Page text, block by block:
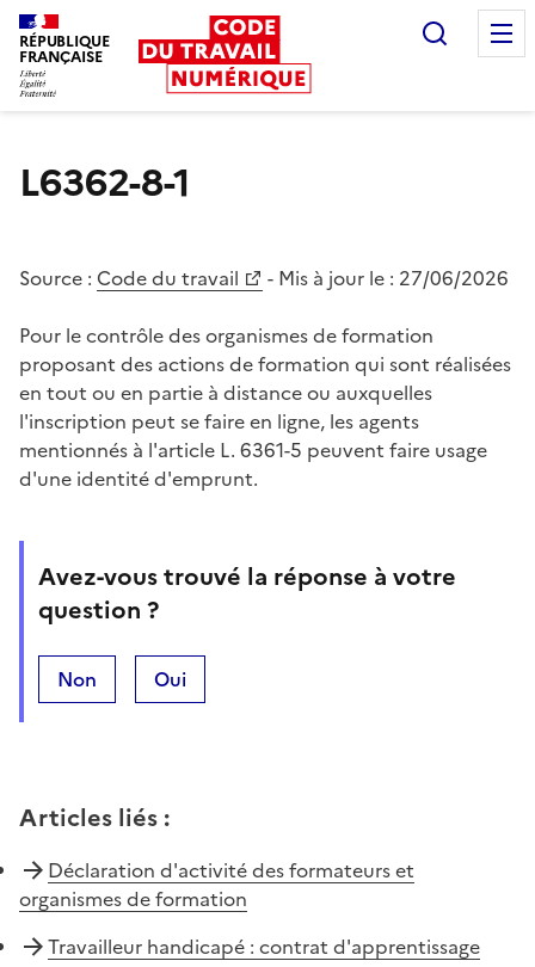
RÉPUBLIQUE
FRANÇAISE
L6362-8-1
Source : Code du travail - Mis à jour le : 27/06/2026
Pour le contrôle des organismes de formation
proposant des actions de formation qui sont réalisées
en tout ou en partie à distance ou auxquelles
l'inscription peut se faire en ligne, les agents
mentionnés à l'article L. 6361-5 peuvent faire usage
d'une identité d'emprunt.
Avez-vous trouvé la réponse à votre
question ?
Non Oui
Articles liés :
Déclaration d'activité des formateurs et
organismes de formation
Travailleur handicapé : contrat d'apprentissage